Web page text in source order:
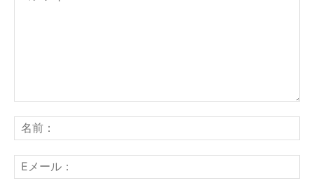
ン
ト：
前
メ